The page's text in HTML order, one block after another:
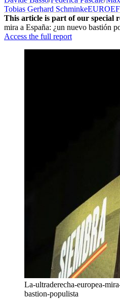
Tobias Gerhard Schminke
This article is part of our special
mira a España: ¿un nuevo bastión
Access the full report
La-ultraderecha-europea-
bastion-populista